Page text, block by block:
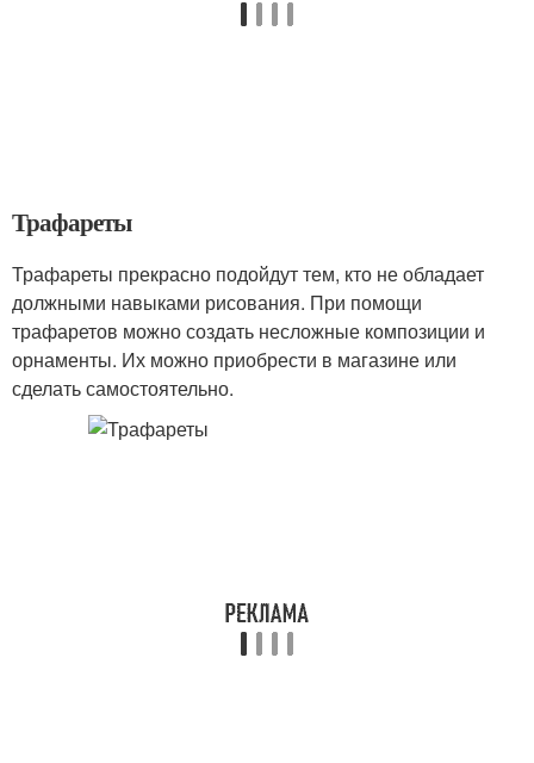
Трафареты
Трафареты прекрасно подойдут тем, кто не обладает
должными навыками рисования. При помощи
трафаретов можно создать несложные композиции и
орнаменты. Их можно приобрести в магазине или
сделать самостоятельно.